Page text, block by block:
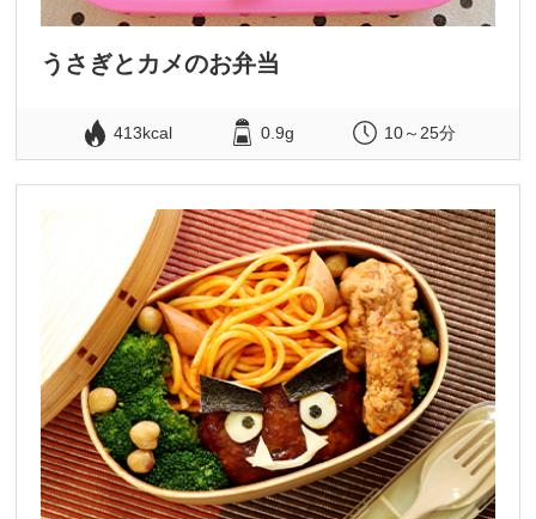
うさぎとカメのお弁当
413kcal 0.9g 10～25分